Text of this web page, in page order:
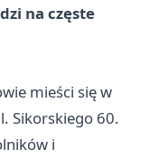
na częste
mieści się w
Sikorskiego 60.
i